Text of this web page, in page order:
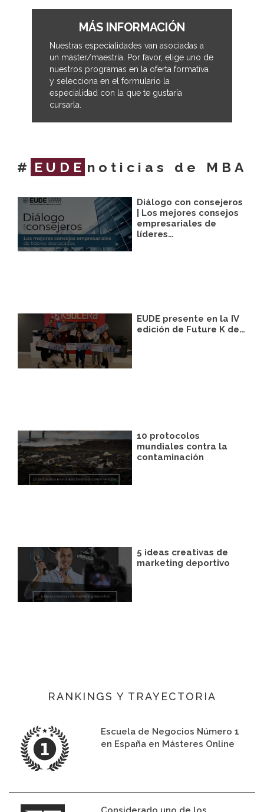
MÁS INFORMACIÓN
Nuestras especialidades van asociadas a
un máster/maestría. Por favor, elige uno de
nuestros programas en la oferta formativa
y selecciona en el formulario la
especialidad con la que te gustaría
cursarla.
# EUDE noticias de MBA
Diálogo con consejeros
| Los mejores consejos
empresariales de
líderes…
EUDE presente en la IV
edición de Future K de…
10 protocolos
mundiales contra la
contaminación
5 ideas creativas de
marketing deportivo
RANKINGS Y TRAYECTORIA
Escuela de Negocios Número 1
en España en Másteres Online